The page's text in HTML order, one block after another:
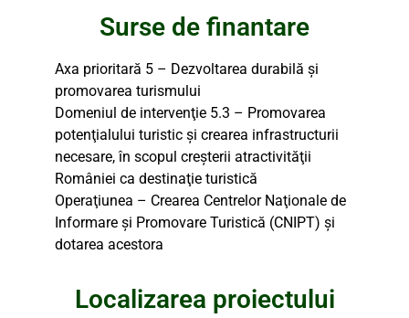
Surse de finantare
Axa prioritară 5 – Dezvoltarea durabilă şi
promovarea turismului
Domeniul de intervenţie 5.3 – Promovarea
potenţialului turistic şi crearea infrastructurii
necesare, în scopul creşterii atractivităţii
României ca destinaţie turistică
Operaţiunea – Crearea Centrelor Naţionale de
Informare şi Promovare Turistică (CNIPT) şi
dotarea acestora
Localizarea proiectului